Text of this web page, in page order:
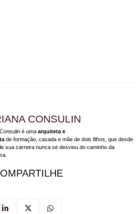
CONSULIN
é uma arquiteta e
de formação, casada e mãe de dois filhos, que desde
sua carreira nunca se desviou do caminho da